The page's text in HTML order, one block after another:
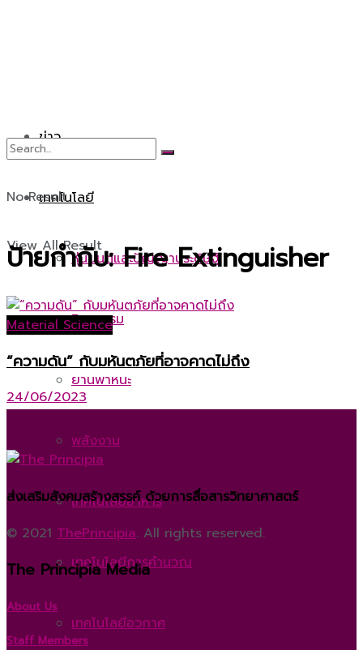
ข่าว
เทคโนโลยี
หุ่นยนต์และปัญญาประดิษฐ์
วิศวกรรม
ยานพาหนะ
พลังงาน
เทคโนโลยีอาหาร
เทคโนโลยีการคำนวณ
เทคโนโลยีอวกาศ
No Result
View All Result
ป้ายกำกับ:Fire Extinguisher
Material Science
“ความดัน” กับมหันตภัยที่อาจคาดไม่ถึง
24/06/2023
ส่งเสริมสังคมสร้างสรรค์ ด้วยการสื่อสารวิทยาศาสตร์
© 2021 ThePrincipia. All rights reserved.
The Principia Media
About Us
Staff Members